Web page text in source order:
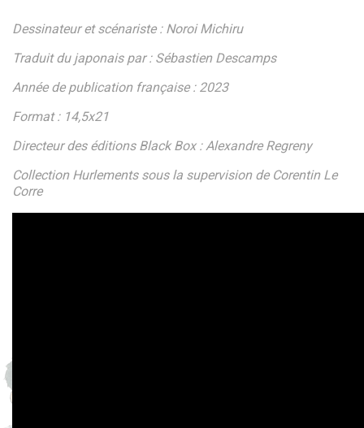
Dessinateur et scénariste : Noroi Michiru
Traduit du japonais par : Sébastien Descamps
Année de publication française : 2023
Format : 14,5x21
Directeur des éditions Black Box : Alexandre Regreny
Collection Hurlements sous la supervision de Corentin Le
Corre